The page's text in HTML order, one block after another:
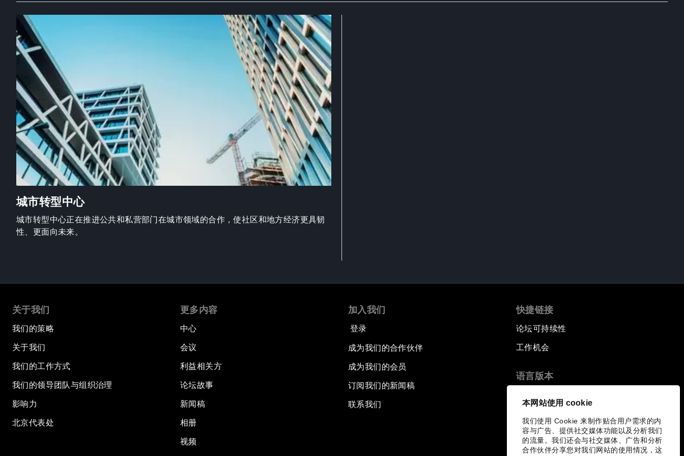
本网站使用 cookie
我们使用 Cookie 来制作贴合用户需求的内
容与广告、提供社交媒体功能以及分析我们
的流量。我们还会与社交媒体、广告和分析
合作伙伴分享您对我们网站的使用情况，这
城市转型中心
城市转型中心正在推进公共和私营部门在城市领域的合作，使社区和地方经济更具韧
性、更面向未来。
关于我们
我们的策略
关于我们
我们的工作方式
我们的领导团队与组织治理
影响力
北京代表处
更多内容
中心
会议
利益相关方
论坛故事
新闻稿
相册
视频
加入我们
登录
成为我们的合作伙伴
成为我们的会员
订阅我们的新闻稿
联系我们
快捷链接
论坛可持续性
工作机会
语言版本